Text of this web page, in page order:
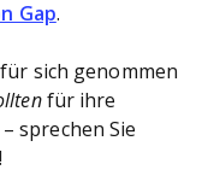
Gap.
sich genommen
für ihre
sprechen Sie